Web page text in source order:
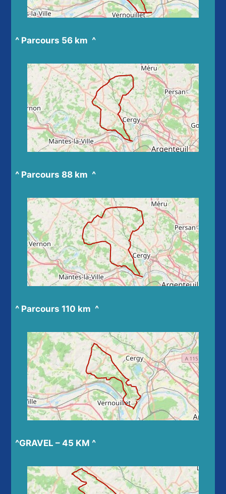
^ Parcours 56 km ^
^ Parcours 88 km ^
^ Parcours 110 km ^
^GRAVEL – 45 KM ^